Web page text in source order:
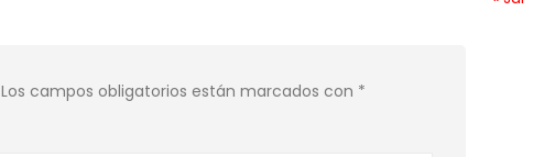
Los campos obligatorios están marcados con *